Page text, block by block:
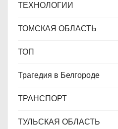
ТЕХНОЛОГИИ
ТОМСКАЯ ОБЛАСТЬ
ТОП
Трагедия в Белгороде
ТРАНСПОРТ
ТУЛЬСКАЯ ОБЛАСТЬ